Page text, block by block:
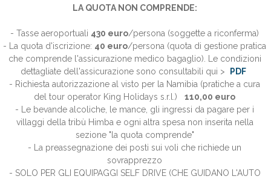
LA QUOTA NON COMPRENDE:
- Tasse aeroportuali 430 euro/persona (soggette a riconferma)
- La quota d'iscrizione: 40 euro/persona (quota di gestione pratica
che comprende l'assicurazione medico bagaglio). Le condizioni
dettagliate dell'assicurazione sono consultabili qui >
PDF
- Richiesta autorizzazione al visto per la Namibia (pratiche a cura
del tour operator King Holidays s.r.l.) 110,00 euro
- Le bevande alcoliche, le mance, gli ingressi da pagare per i
villaggi della tribù Himba e ogni altra spesa non inserita nella
sezione "la quota comprende"
- La preassegnazione dei posti sui voli che richiede un
sovrapprezzo
- SOLO PER GLI EQUIPAGGI SELF DRIVE (CHE GUIDANO L'AUTO